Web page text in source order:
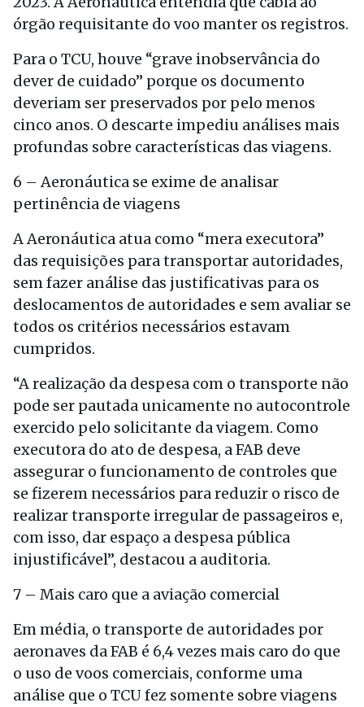
órgão requisitante do voo manter os registros.
Para o TCU, houve “grave inobservância do
dever de cuidado” porque os documento
deveriam ser preservados por pelo menos
cinco anos. O descarte impediu análises mais
profundas sobre características das viagens.
6 – Aeronáutica se exime de analisar
pertinência de viagens
A Aeronáutica atua como “mera executora”
das requisições para transportar autoridades,
sem fazer análise das justificativas para os
deslocamentos de autoridades e sem avaliar se
todos os critérios necessários estavam
cumpridos.
“A realização da despesa com o transporte não
pode ser pautada unicamente no autocontrole
exercido pelo solicitante da viagem. Como
executora do ato de despesa, a FAB deve
assegurar o funcionamento de controles que
se fizerem necessários para reduzir o risco de
realizar transporte irregular de passageiros e,
com isso, dar espaço a despesa pública
injustificável”, destacou a auditoria.
7 – Mais caro que a aviação comercial
Em média, o transporte de autoridades por
aeronaves da FAB é 6,4 vezes mais caro do que
o uso de voos comerciais, conforme uma
análise que o TCU fez somente sobre viagens